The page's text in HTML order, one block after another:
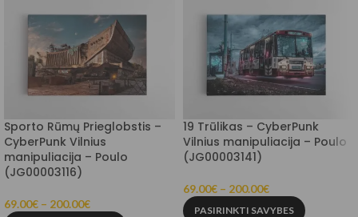
Sporto Rūmų Prieglobstis –
CyberPunk Vilnius
manipuliacija – Poulo
(JG00003116)
69.00€ – 200.00€
19 Trūlikas – CyberPunk
Vilnius manipuliacija – Poulo
(JG00003141)
69.00€ – 200.00€
PASIRINKTI SAVYBES